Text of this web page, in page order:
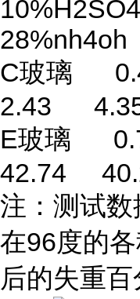
28%nh4oh
C玻璃
2.43
E玻璃
42.74
注：测试
在96度的
后的失重百